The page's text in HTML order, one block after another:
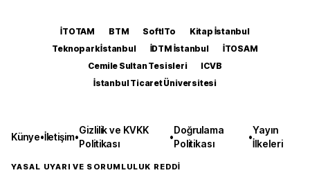
İTOTAM BTM SoftITo
Kitap İstanbul
Teknopark İstanbul
İDTM İstanbul
İTOSAM
Cemile Sultan Tesisleri
ICVB
İstanbul Ticaret Üniversitesi
Künye•İletişim•
Gizlilik ve KVKK
Politikası
•
Doğrulama
Politikası
•
Yayın
İlkeleri
YASAL UYARI VE SORUMLULUK REDDİ